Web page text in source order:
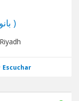
Panorama FM (بانوراما )
Escuchar